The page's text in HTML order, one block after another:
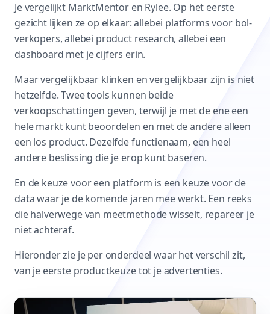
Je vergelijkt MarktMentor en Rylee. Op het eerste
gezicht lijken ze op elkaar: allebei platforms voor bol-
verkopers, allebei product research, allebei een
dashboard met je cijfers erin.
Maar vergelijkbaar klinken en vergelijkbaar zijn is niet
hetzelfde. Twee tools kunnen beide
verkoopschattingen geven, terwijl je met de ene een
hele markt kunt beoordelen en met de andere alleen
een los product. Dezelfde functienaam, een heel
andere beslissing die je erop kunt baseren.
En de keuze voor een platform is een keuze voor de
data waar je de komende jaren mee werkt. Een reeks
die halverwege van meetmethode wisselt, repareer je
niet achteraf.
Hieronder zie je per onderdeel waar het verschil zit,
van je eerste productkeuze tot je advertenties.